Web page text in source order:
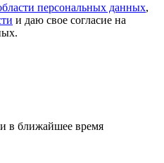
персональных данных,
и даю свое согласие на
в ближайшее время